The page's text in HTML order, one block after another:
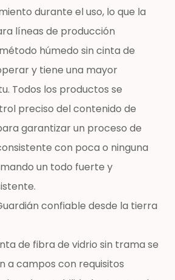
durante el uso, lo que la
líneas de producción
húmedo sin cinta de
y tiene una mayor
Todos los productos se
preciso del contenido de
garantizar un proceso de
con poca o ninguna
un todo fuerte y
confiable desde la tierra
de fibra de vidrio sin trama se
a campos con requisitos